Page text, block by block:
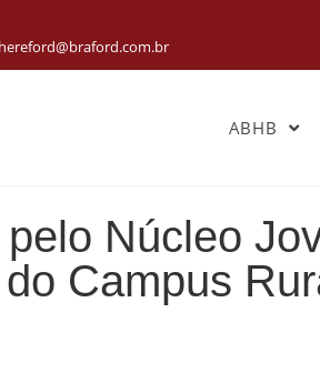
ABHB
Núcleo
Campus